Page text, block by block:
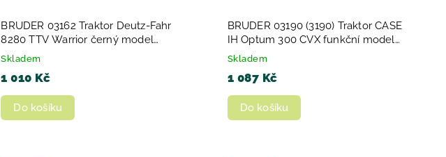
BRUDER 03162 Traktor Deutz-Fahr
8280 TTV Warrior černý model
plast
Skladem
1 010 Kč
Do košíku
BRUDER 03190 (3190) Traktor CASE
IH Optum 300 CVX funkční model
1:16 plast
Skladem
1 087 Kč
Do košíku